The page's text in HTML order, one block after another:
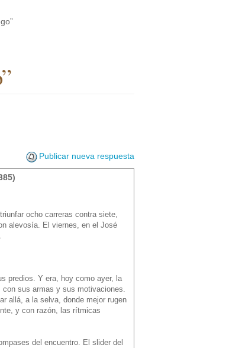
Publicar nueva respuesta
ocho carreras contra siete,
alevosía. El viernes, en el José
predios. Y era, hoy como ayer, la
con sus armas y sus motivaciones.
allá, a la selva, donde mejor rugen
y con razón, las rítmicas
del encuentro. El slider del